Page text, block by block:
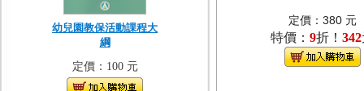
幼兒園教保活動課程大
綱
定價：100 元
定價：380 元
特價： 9折！ 342